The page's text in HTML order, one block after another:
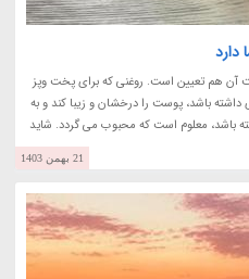
آن هم تعیین است. روغنی که برای پخت وپز
باشد، پوست را درخشان و زیبا کند و به
باشد، معلوم است که محبوب می گردد. شاید
21 بهمن 1403